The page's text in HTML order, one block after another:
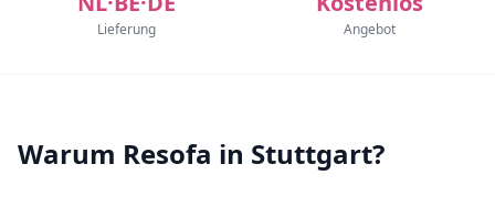
Lieferung Angebot
Warum Resofa in Stuttgart?